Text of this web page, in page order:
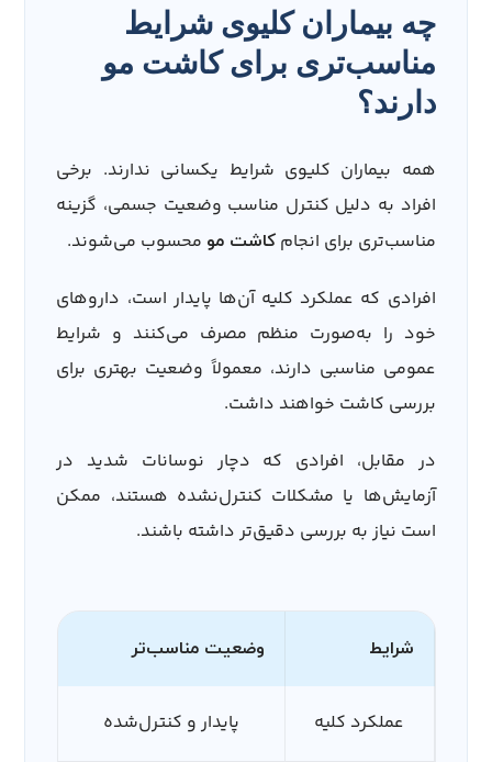
چه بیماران کلیوی شرایط
مناسب‌تری برای کاشت مو
دارند؟
همه بیماران کلیوی شرایط یکسانی ندارند. برخی
افراد به دلیل کنترل مناسب وضعیت جسمی، گزینه
مناسب‌تری برای انجامکاشت مو محسوب می‌شوند.
افرادی که عملکرد کلیه آن‌ها پایدار است، داروهای
خود را به‌صورت منظم مصرف می‌کنند و شرایط
عمومی مناسبی دارند، معمولاً وضعیت بهتری برای
بررسی کاشت خواهند داشت.
در مقابل، افرادی که دچار نوسانات شدید در
آزمایش‌ها یا مشکلات کنترل‌نشده هستند، ممکن
است نیاز به بررسی دقیق‌تر داشته باشند.
شرایط وضعیت مناسب‌تر
عملکرد کلیه پایدار و کنترل‌شده